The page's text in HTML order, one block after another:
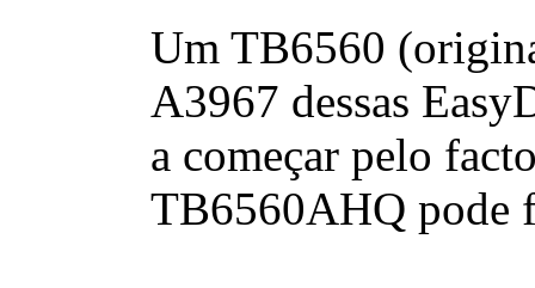
Um TB6560
A3967 dessas
a começar pelo
TB6560AHQ pode